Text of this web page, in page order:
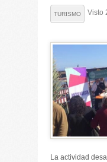
TURISMO Visto
La actividad